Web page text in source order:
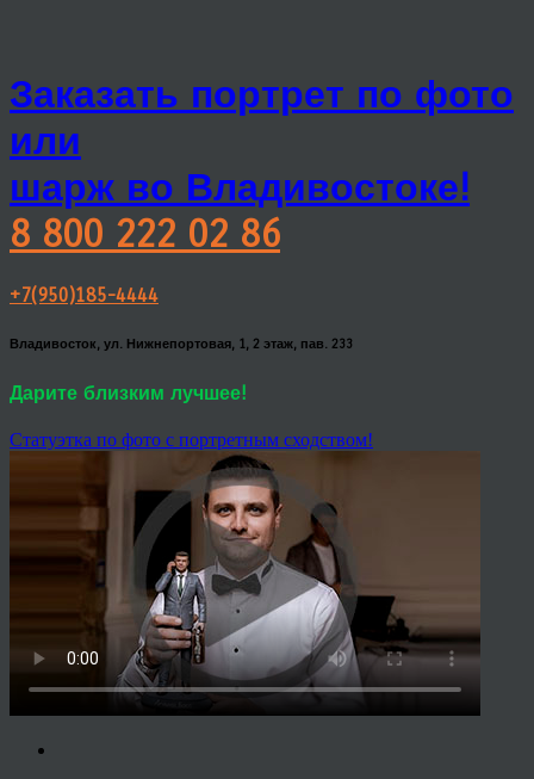
Заказать портрет по фото
или
шарж во Владивостоке!
8 800 222 02 86
+7(950)185-4444
Владивосток, ул. Нижнепортовая, 1, 2 этаж, пав. 233
Дарите близким лучшее!
Статуэтка по фото с портретным сходством!